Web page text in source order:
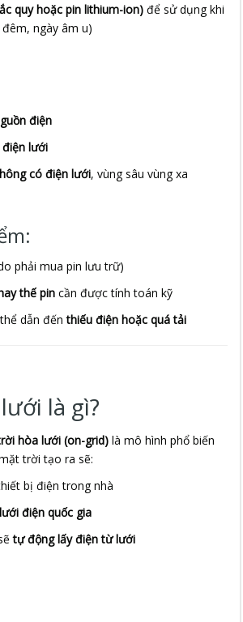
quy hoặc pin lithium-ion) để sử dụng khi
ngày âm u)
điện
lưới
có điện lưới, vùng sâu vùng xa
phải mua pin lưu trữ)
thế pin cần được tính toán kỹ
dẫn đếnthiếu điện hoặc quá tải
là gì?
hòa lưới (on-grid) là mô hình phổ biến
trời tạo ra sẽ:
bị điện trong nhà
điện quốc gia
tự động lấy điện từ lưới